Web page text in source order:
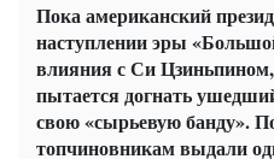
Пока американский
наступлении эры
влияния с Си
пытается догнать
свою «сырьевую банду».
топчиновникам выдали